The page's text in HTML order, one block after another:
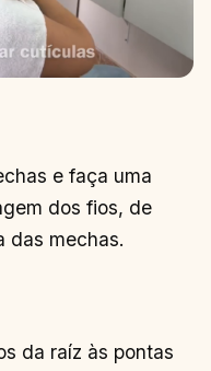
e faça uma
dos fios, de
das mechas.
da raíz às pontas